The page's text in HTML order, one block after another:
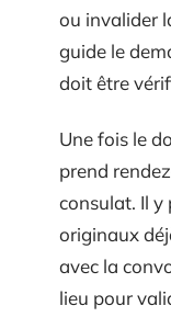
ou invalider
guide le
doit être
Une fois le
prend
consulat. Il y
originaux
avec la
lieu pour